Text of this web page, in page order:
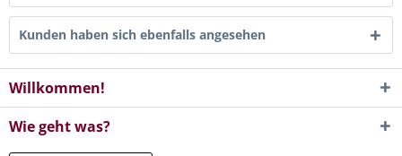
Kunden haben sich ebenfalls angesehen
Willkommen!
Wie geht was?